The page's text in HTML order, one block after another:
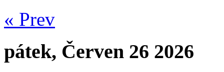
« Prev
pátek, Červen 26 2026